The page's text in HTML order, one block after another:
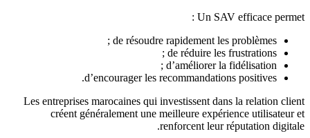
Un SAV efficace permet :
de résoudre rapidement les problèmes ;
de réduire les frustrations ;
d’améliorer la fidélisation ;
d’encourager les recommandations positives.
Les entreprises marocaines qui investissent dans la relation client
créent généralement une meilleure expérience utilisateur et
renforcent leur réputation digitale.